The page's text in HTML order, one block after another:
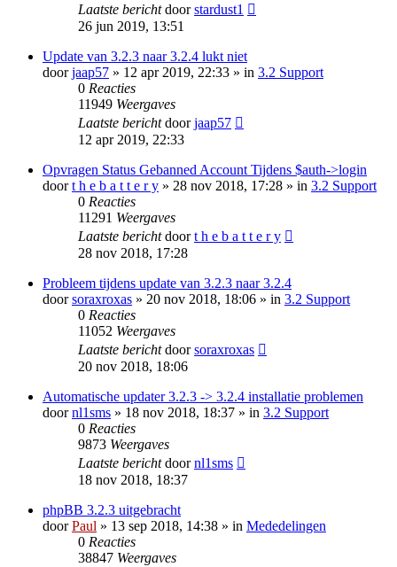
Laatste berichtdoorstardust1
26 jun 2019, 13:51
Update van 3.2.3 naar 3.2.4 lukt niet
doorjaap57 » 12 apr 2019, 22:33 » in 3.2 Support
0 Reacties
11949 Weergaves
Laatste berichtdoorjaap57
12 apr 2019, 22:33
Opvragen Status Gebanned Account Tijdens $auth->login
doort h e b a t t e r y » 28 nov 2018, 17:28 » in 3.2 Support
0 Reacties
11291 Weergaves
Laatste berichtdoort h e b a t t e r y
28 nov 2018, 17:28
Probleem tijdens update van 3.2.3 naar 3.2.4
doorsoraxroxas » 20 nov 2018, 18:06 » in 3.2 Support
0 Reacties
11052 Weergaves
Laatste berichtdoorsoraxroxas
20 nov 2018, 18:06
Automatische updater 3.2.3 -> 3.2.4 installatie problemen
doornl1sms » 18 nov 2018, 18:37 » in 3.2 Support
0 Reacties
9873 Weergaves
Laatste berichtdoornl1sms
18 nov 2018, 18:37
phpBB 3.2.3 uitgebracht
doorPaul » 13 sep 2018, 14:38 » in Mededelingen
0 Reacties
38847 Weergaves